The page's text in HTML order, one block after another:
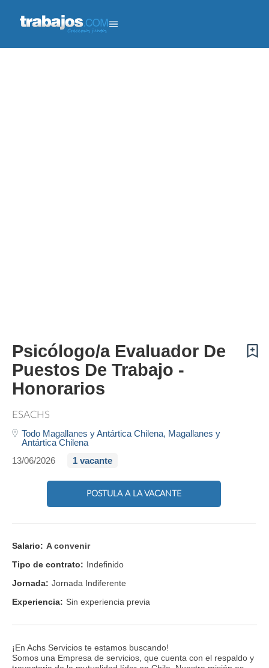
Psicólogo/a Evaluador De
Puestos De Trabajo -
Honorarios
ESACHS
Todo Magallanes y Antártica Chilena, Magallanes y
Antártica Chilena
13/06/2026
1 vacante
POSTULA A LA VACANTE
Salario: A convenir
Tipo de contrato: Indefinido
Jornada: Jornada Indiferente
Experiencia: Sin experiencia previa
¡En Achs Servicios te estamos buscando!
Somos una Empresa de servicios, que cuenta con el respaldo y